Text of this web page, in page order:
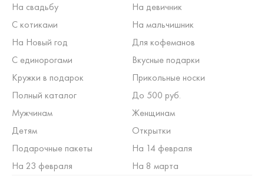
На свадьбу
На девичник
С котиками
На мальчишник
На Новый год
Для кофеманов
С единорогами
Вкусные подарки
Кружки в подарок
Прикольные носки
Полный каталог
До 500 руб.
Мужчинам
Женщинам
Детям
Открытки
Подарочные пакеты
На 14 февраля
На 23 февраля
На 8 марта